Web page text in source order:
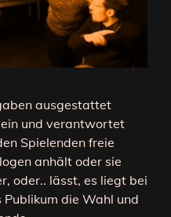
ausgestattet
und verantwortet
Spielenden freie
anhält oder sie
oder.. lässt, es liegt bei
die Wahl und